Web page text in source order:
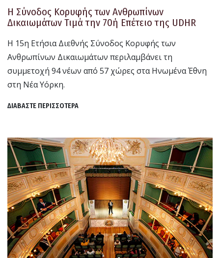
Η Σύνοδος Κορυφής των Ανθρωπίνων
Δικαιωμάτων Τιμά την 70ή Επέτειο της UDHR
Η 15η Ετήσια Διεθνής Σύνοδος Κορυφής των
Ανθρωπίνων Δικαιωμάτων περιλαμβάνει τη
συμμετοχή 94 νέων από 57 χώρες στα Ηνωμένα Έθνη
στη Νέα Υόρκη.
ΔΙΑΒΑΣΤΕ ΠΕΡΙΣΣΟΤΕΡΑ